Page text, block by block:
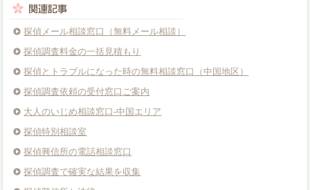
探偵メール相談窓口（無料メール相談）
探偵調査料金の一括見積もり
探偵とトラブルになった時の無料相談窓口（中国地区）
探偵調査依頼の受付窓口ご案内
大人のいじめ相談窓口-中国エリア
探偵特別相談室
探偵興信所の電話相談窓口
探偵調査で確実な結果を収集